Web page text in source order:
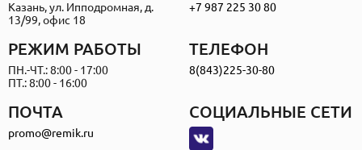
Казань, ул. Ипподромная, д.
13/99, офис 18
+7 987 225 30 80
ПОЧТА
promo@remik.ru
РЕЖИМ РАБОТЫ
ПН.-ЧТ.: 8:00 - 17:00
ПТ.: 8:00 - 16:00
ТЕЛЕФОН
8(843)225-30-80
СОЦИАЛЬНЫЕ СЕТИ